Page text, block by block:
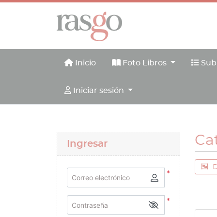
Inicio
Inicio Foto Libros
Foto Libros
Iniciar sesión
Iniciar sesión
Ingresar
*
Correo electrónico
*
Contraseña